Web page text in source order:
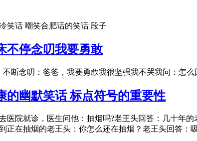
笑话 嘲笑合肥话的笑话 段子
不停念叨我要勇敢
断念叨：爸爸，我要勇敢我很坚强我不哭我问：怎么
的幽默笑话 标点符号的重要性
医院就诊，医生问他：抽烟吗?老王头回答：几十年
正在抽烟的老王头：你怎么还在抽烟？老王头回答：